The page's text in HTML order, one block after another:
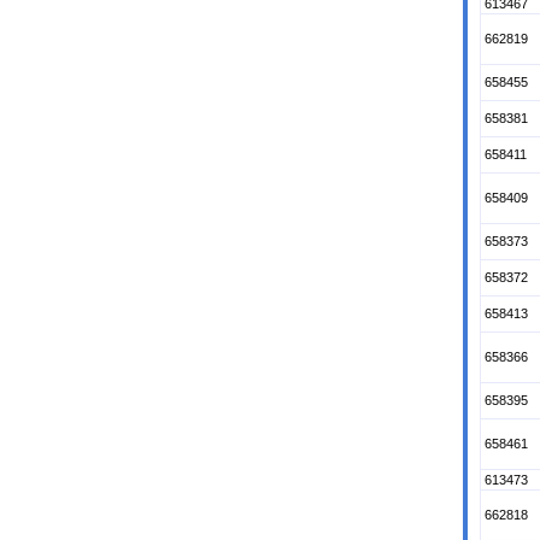
613467
662819
658455
658381
658411
658409
658373
658372
658413
658366
658395
658461
613473
662818